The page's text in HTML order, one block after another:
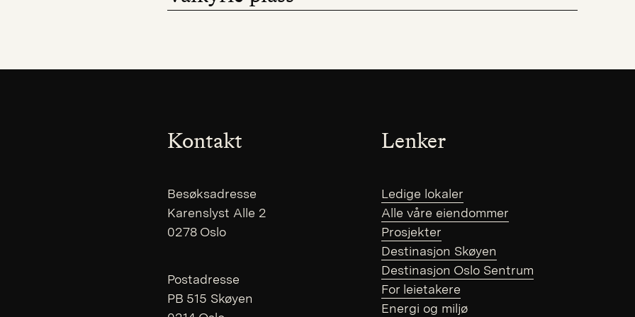
Kontakt
Besøksadresse
Karenslyst Alle 2
0278 Oslo
Postadresse
PB 515 Skøyen
Lenker
Ledige lokaler
Alle våre eiendommer
Prosjekter
Destinasjon Skøyen
Destinasjon Oslo Sentrum
For leietakere
Energi og miljø